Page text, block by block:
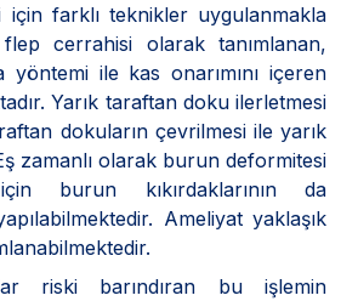
için farklı teknikler uygulanmakla
cerrahisi olarak tanımlanan,
yöntemi ile kas onarımını içeren
Yarık taraftan doku ilerletmesi
dokuların çevrilmesi ile yarık
zamanlı olarak burun deformitesi
burun kıkırdaklarının da
Ameliyat yaklaşık
riski barındıran bu işlemin